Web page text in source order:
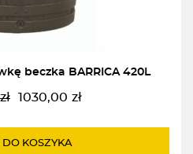
beczka BARRICA 420L
zł
Pierwotna
wynosiła:
1030,00 zł
Aktualna
wynosi:
KOSZYKA